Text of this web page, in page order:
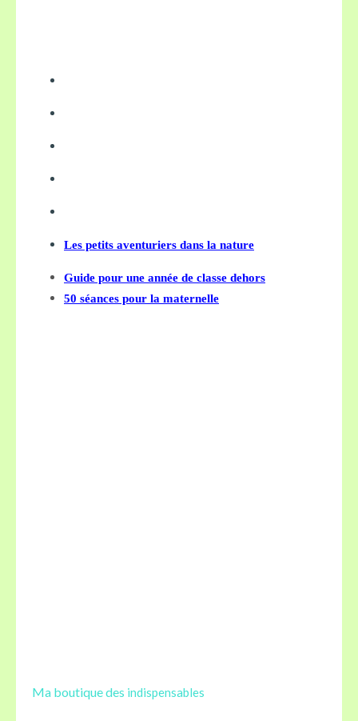
Les petits aventuriers dans la nature
Guide pour une année de classe dehors
50 séances pour la maternelle
Ma boutique des indispensables